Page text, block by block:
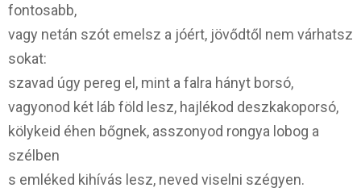
fontosabb,
vagy netán szót emelsz a jóért, jövődtől nem várhatsz
sokat:
szavad úgy pereg el, mint a falra hányt borsó,
vagyonod két láb föld lesz, hajlékod deszkakoporsó,
kölykeid éhen bőgnek, asszonyod rongya lobog a
szélben
s emléked kihívás lesz, neved viselni szégyen.